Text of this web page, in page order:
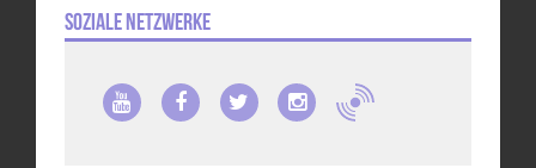
Soziale Netzwerke